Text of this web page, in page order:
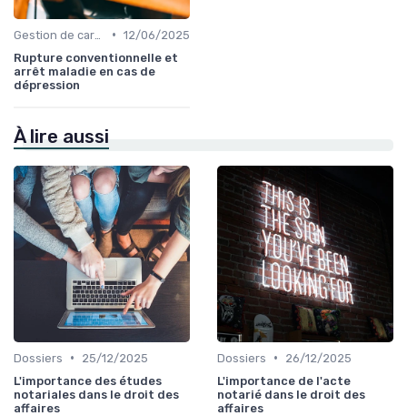
• 12/06/2025
Rupture conventionnelle et
arrêt maladie en cas de
dépression
À lire aussi
Dossiers •
25/12/2025
L'importance des études
notariales dans le droit des
affaires
Dossiers •
26/12/2025
L'importance de l'acte
notarié dans le droit des
affaires